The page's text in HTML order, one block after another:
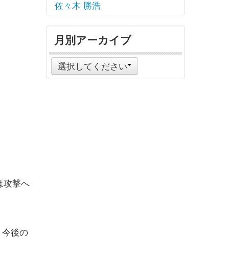
攻撃へ
後の
佐々木 勝浩
月別アーカイブ
選択してください